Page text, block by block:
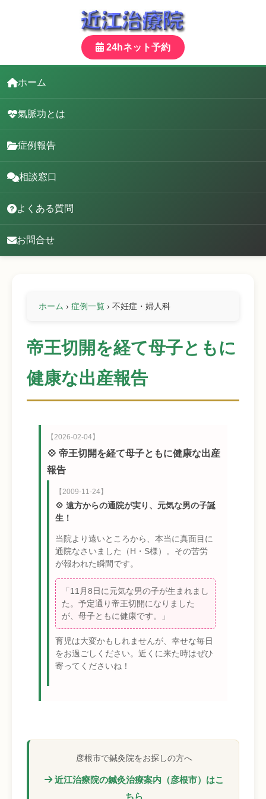
24hネット予約
ホーム
氣脈功とは
症例報告
相談窓口
よくある質問
お問合せ
ホーム › 症例一覧 › 不妊症・婦人科
帝王切開を経て母子ともに
健康な出産報告
【2026-02-04】
💠 帝王切開を経て母子ともに健康な出産
報告
【2009-11-24】
💠 遠方からの通院が実り、元気な男の子誕
生！
当院より遠いところから、本当に真面目に
通院なさいました（H・S様）。その苦労
が報われた瞬間です。
「11月8日に元気な男の子が生まれまし
た。予定通り帝王切開になりました
が、母子ともに健康です。」
育児は大変かもしれませんが、幸せな毎日
をお過ごしください。近くに来た時はぜひ
寄ってくださいね！
彦根市で鍼灸院をお探しの方へ
近江治療院の鍼灸治療案内（彦根市）はこ
ちら